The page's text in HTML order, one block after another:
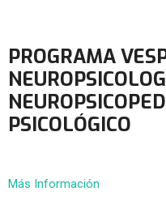
PROGRAMA
PSICOLÓGICO
Más Información